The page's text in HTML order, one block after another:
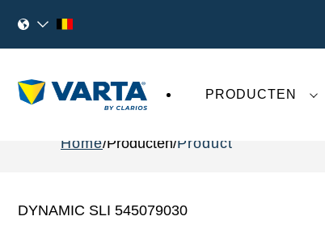
PRODUCTEN
Home Producten Product
DYNAMIC SLI 545079030